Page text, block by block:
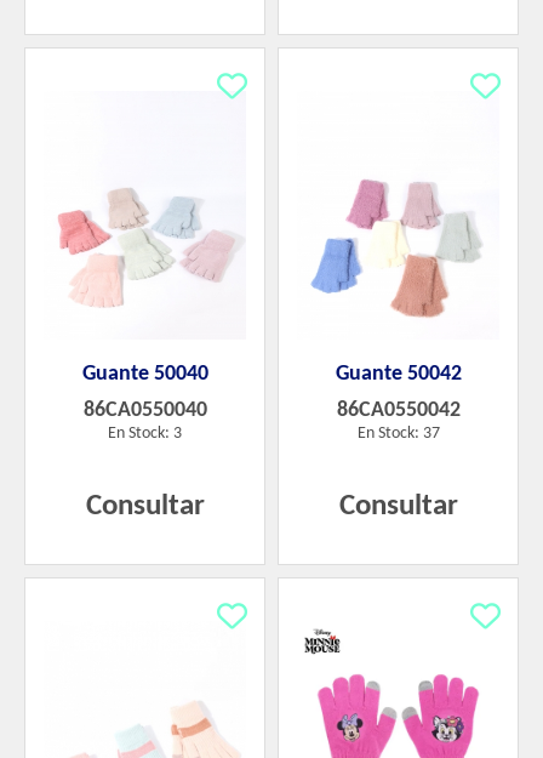
Guante 50040
86CA0550040
En Stock: 3
Consultar
Guante 50042
86CA0550042
En Stock: 37
Consultar